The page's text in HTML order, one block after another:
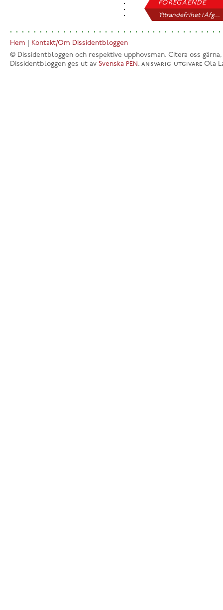
FÖREGÅENDE
Yttrandefrihet i Afg...
Hem
Kontakt/Om Dissidentbloggen
© Dissidentbloggen och respektive upphovsman. Citera oss
Dissidentbloggen ges ut av Svenska PEN . ansvarig utgivare Ola